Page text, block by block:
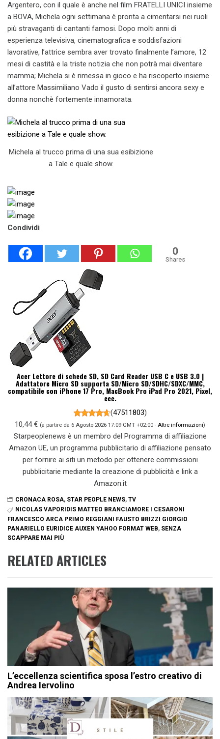
Argentero, con il quale è anche nel film FRATELLI UNICI insieme
a BOVA, Michela ogni settimana è pronta a cimentarsi nei ruoli
più stravaganti di cantanti famosi. Dopo molti anni di
esperienza televisiva, cinematografica e soddisfazioni
lavorative, l’attrice sembra aver trovato finalmente l’amore, 12
mesi di castità e la triste notizia che non potrà mai diventare
mamma; Michela si è rimessa in gioco e ha riscoperto insieme
all’attore Massimiliano Vado il gusto di sentirsi ancora sexy e
donna nonchè fortemente innamorata.
Michela al trucco prima di una sua esibizione
a Tale e quale show.
Condividi
0
Shares
Acer Lettore di schede SD, SD Card Reader USB C e USB 3.0 |
Adattatore Micro SD supporta SD/Micro SD/SDHC/SDXC/MMC,
compatibile con iPhone 17 Pro, MacBook Pro iPad Pro 2021, Pixel,
ecc.
(47511803)
10,44 € (a partire da 6 Agosto 2026 17:09 GMT +02:00 - Altre informazioni)
Starpeoplenews è un membro del Programma di affiliazione
Amazon UE, un programma pubblicitario di affiliazione pensato
per fornire ai siti un metodo per ottenere commissioni
pubblicitarie mediante la creazione di pubblicità e link a
Amazon.it
CRONACA ROSA, STAR PEOPLE NEWS, TV
NICOLAS VAPORIDIS MATTEO BRANCIAMORE I CESARONI
FRANCESCO ARCA PRIMO REGGIANI FAUSTO BRIZZI GIORGIO
PANARIELLO EURIDICE AUXEN YAHOO FORMAT WEB, SENZA
SCAPPARE MAI PIÙ
RELATED ARTICLES
L’eccellenza scientifica sposa l’estro creativo di
Andrea Iervolino